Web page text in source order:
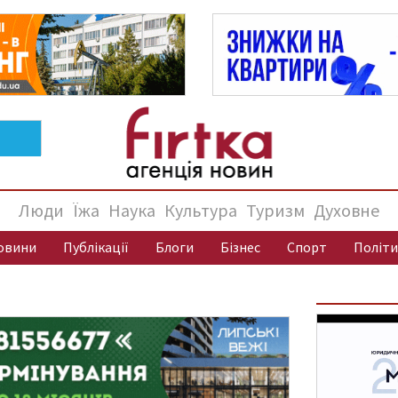
Люди Їжа Наука Культура Туризм Духовне
Публікації Блоги Бізнес Спорт